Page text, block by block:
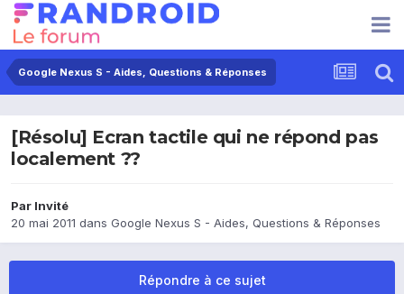
Google Nexus S - Aides, Questions & Réponses
[Résolu] Ecran tactile qui ne répond pas
localement ??
Par Invité
20 mai 2011 dans Google Nexus S - Aides, Questions & Réponses
Répondre à ce sujet